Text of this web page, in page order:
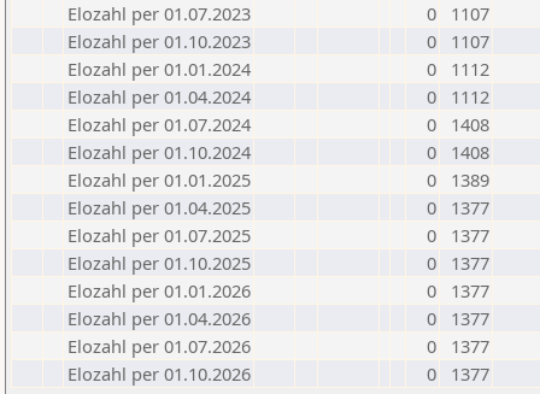
Elozahl per 01.07.2023
0
1107
Elozahl per 01.10.2023
0
1107
Elozahl per 01.01.2024
0
1112
Elozahl per 01.04.2024
0
1112
Elozahl per 01.07.2024
0
1408
Elozahl per 01.10.2024
0
1408
Elozahl per 01.01.2025
0
1389
Elozahl per 01.04.2025
0
1377
Elozahl per 01.07.2025
0
1377
Elozahl per 01.10.2025
0
1377
Elozahl per 01.01.2026
0
1377
Elozahl per 01.04.2026
0
1377
Elozahl per 01.07.2026
0
1377
Elozahl per 01.10.2026
0 1377